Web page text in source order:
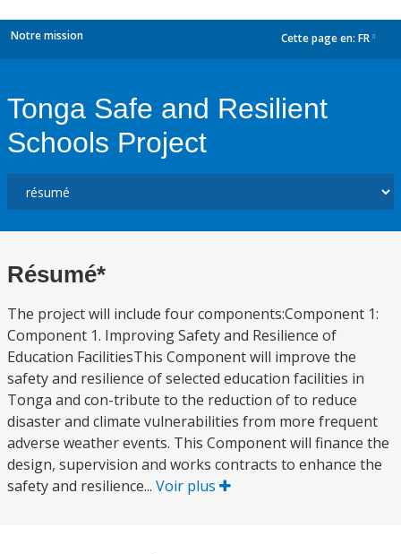
Notre mission Cette page en: FR
Tonga Safe and Resilient
Schools Project
Résumé*
The project will include four components:Component 1:
Component 1. Improving Safety and Resilience of
Education FacilitiesThis Component will improve the
safety and resilience of selected education facilities in
Tonga and con-tribute to the reduction of to reduce
disaster and climate vulnerabilities from more frequent
adverse weather events. This Component will finance the
design, supervision and works contracts to enhance the
safety and resilience... Voir plus